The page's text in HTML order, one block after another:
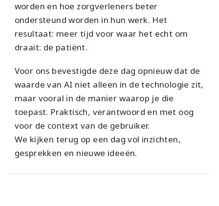
worden en hoe zorgverleners beter
ondersteund worden in hun werk. Het
resultaat: meer tijd voor waar het echt om
draait: de patiënt.
Voor ons bevestigde deze dag opnieuw dat de
waarde van AI niet alleen in de technologie zit,
maar vooral in de manier waarop je die
toepast. Praktisch, verantwoord en met oog
voor de context van de gebruiker.
We kijken terug op een dag vol inzichten,
gesprekken en nieuwe ideeën.